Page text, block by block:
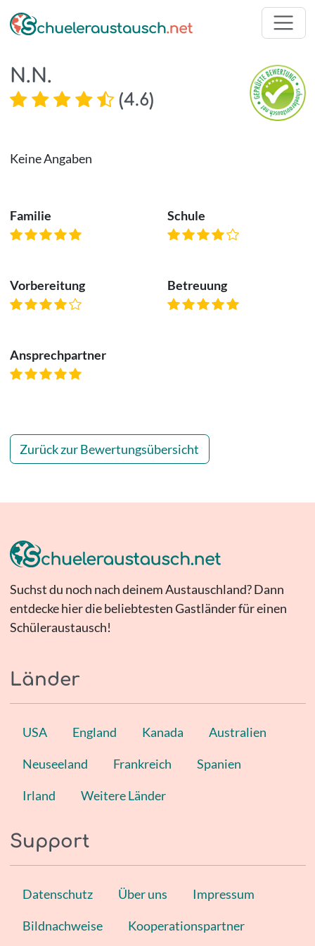
N.N.
(4.6)
Keine Angaben
Familie Schule
Vorbereitung Betreuung
Ansprechpartner
Zurück zur Bewertungsübersicht
Suchst du noch nach deinem Austauschland? Dann
entdecke hier die beliebtesten Gastländer für einen
Schüleraustausch!
Länder
USA England Kanada Australien
Neuseeland Frankreich Spanien
Irland Weitere Länder
Support
Datenschutz Über uns Impressum
Bildnachweise Kooperationspartner